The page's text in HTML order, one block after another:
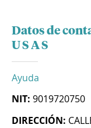
Datos de
U S A S
Ayuda
NIT: 9019720750
DIRECCIÓN: